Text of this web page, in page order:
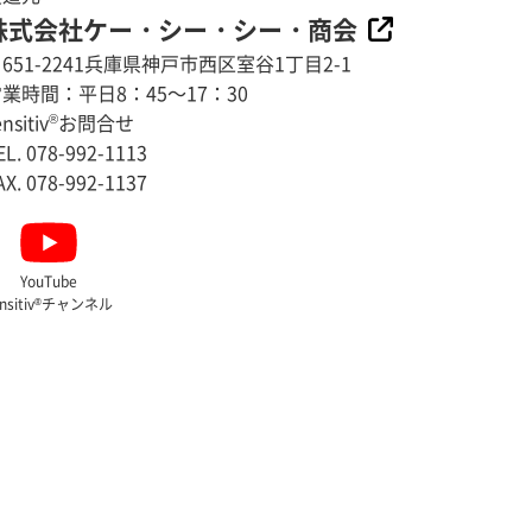
式会社ケー・シー・シー・商会
2241兵庫県神戸市西区室谷1丁目2-1
時間：平日8：45～17：30
®お問合せ
078-992-1113
078-992-1137
YouTube
®チャンネル